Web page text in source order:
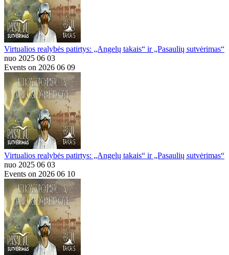
Virtualios realybės patirtys: „Angelų takais“ ir „Pasaulių sutvėrimas“
nuo 2025 06 03
Events on 2026 06 09
Virtualios realybės patirtys: „Angelų takais“ ir „Pasaulių sutvėrimas“
nuo 2025 06 03
Events on 2026 06 10